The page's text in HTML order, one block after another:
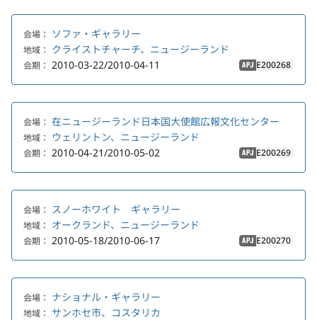
会場： ソファ・ギャラリー
地域： クライストチャーチ、ニュージーランド
会期： 2010-03-22/2010-04-11 APJ E200268
会場： 在ニュージーランド日本国大使館広報文化センター
地域： ウェリントン、ニュージーランド
会期： 2010-04-21/2010-05-02 APJ E200269
会場： スノーホワイト ギャラリー
地域： オークランド、ニュージーランド
会期： 2010-05-18/2010-06-17 APJ E200270
会場： ナショナル・ギャラリー
地域： サンホセ市、コスタリカ